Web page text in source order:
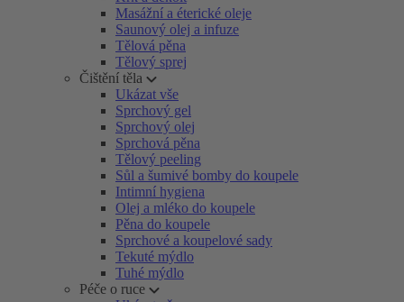
Masážní a éterické oleje
Saunový olej a infuze
Tělová pěna
Tělový sprej
Čištění těla
Ukázat vše
Sprchový gel
Sprchový olej
Sprchová pěna
Tělový peeling
Sůl a šumivé bomby do koupele
Intimní hygiena
Olej a mléko do koupele
Pěna do koupele
Sprchové a koupelové sady
Tekuté mýdlo
Tuhé mýdlo
Péče o ruce